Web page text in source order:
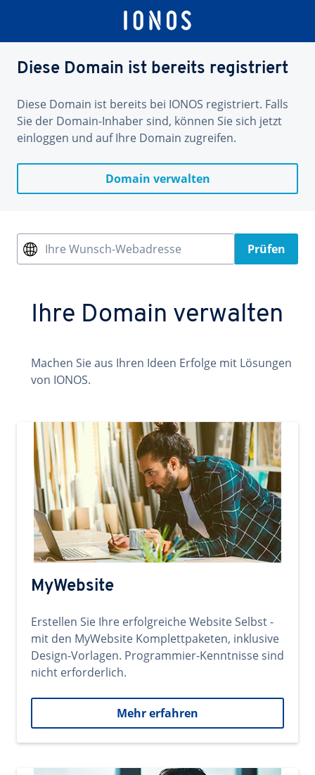
Diese Domain ist bereits registriert
Diese Domain ist bereits bei IONOS registriert. Falls
Sie der Domain-Inhaber sind, können Sie sich jetzt
einloggen und auf Ihre Domain zugreifen.
Domain verwalten
Ihre Wunsch-Webadresse Prüfen
Ihre Domain verwalten
Machen Sie aus Ihren Ideen Erfolge mit Lösungen
von IONOS.
MyWebsite
Erstellen Sie Ihre erfolgreiche Website Selbst -
mit den MyWebsite Komplettpaketen, inklusive
Design-Vorlagen. Programmier-Kenntnisse sind
nicht erforderlich.
Mehr erfahren